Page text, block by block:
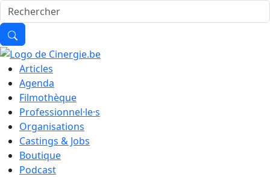
Articles
Agenda
Filmothèque
Professionnel·le·s
Organisations
Castings & Jobs
Boutique
Podcast